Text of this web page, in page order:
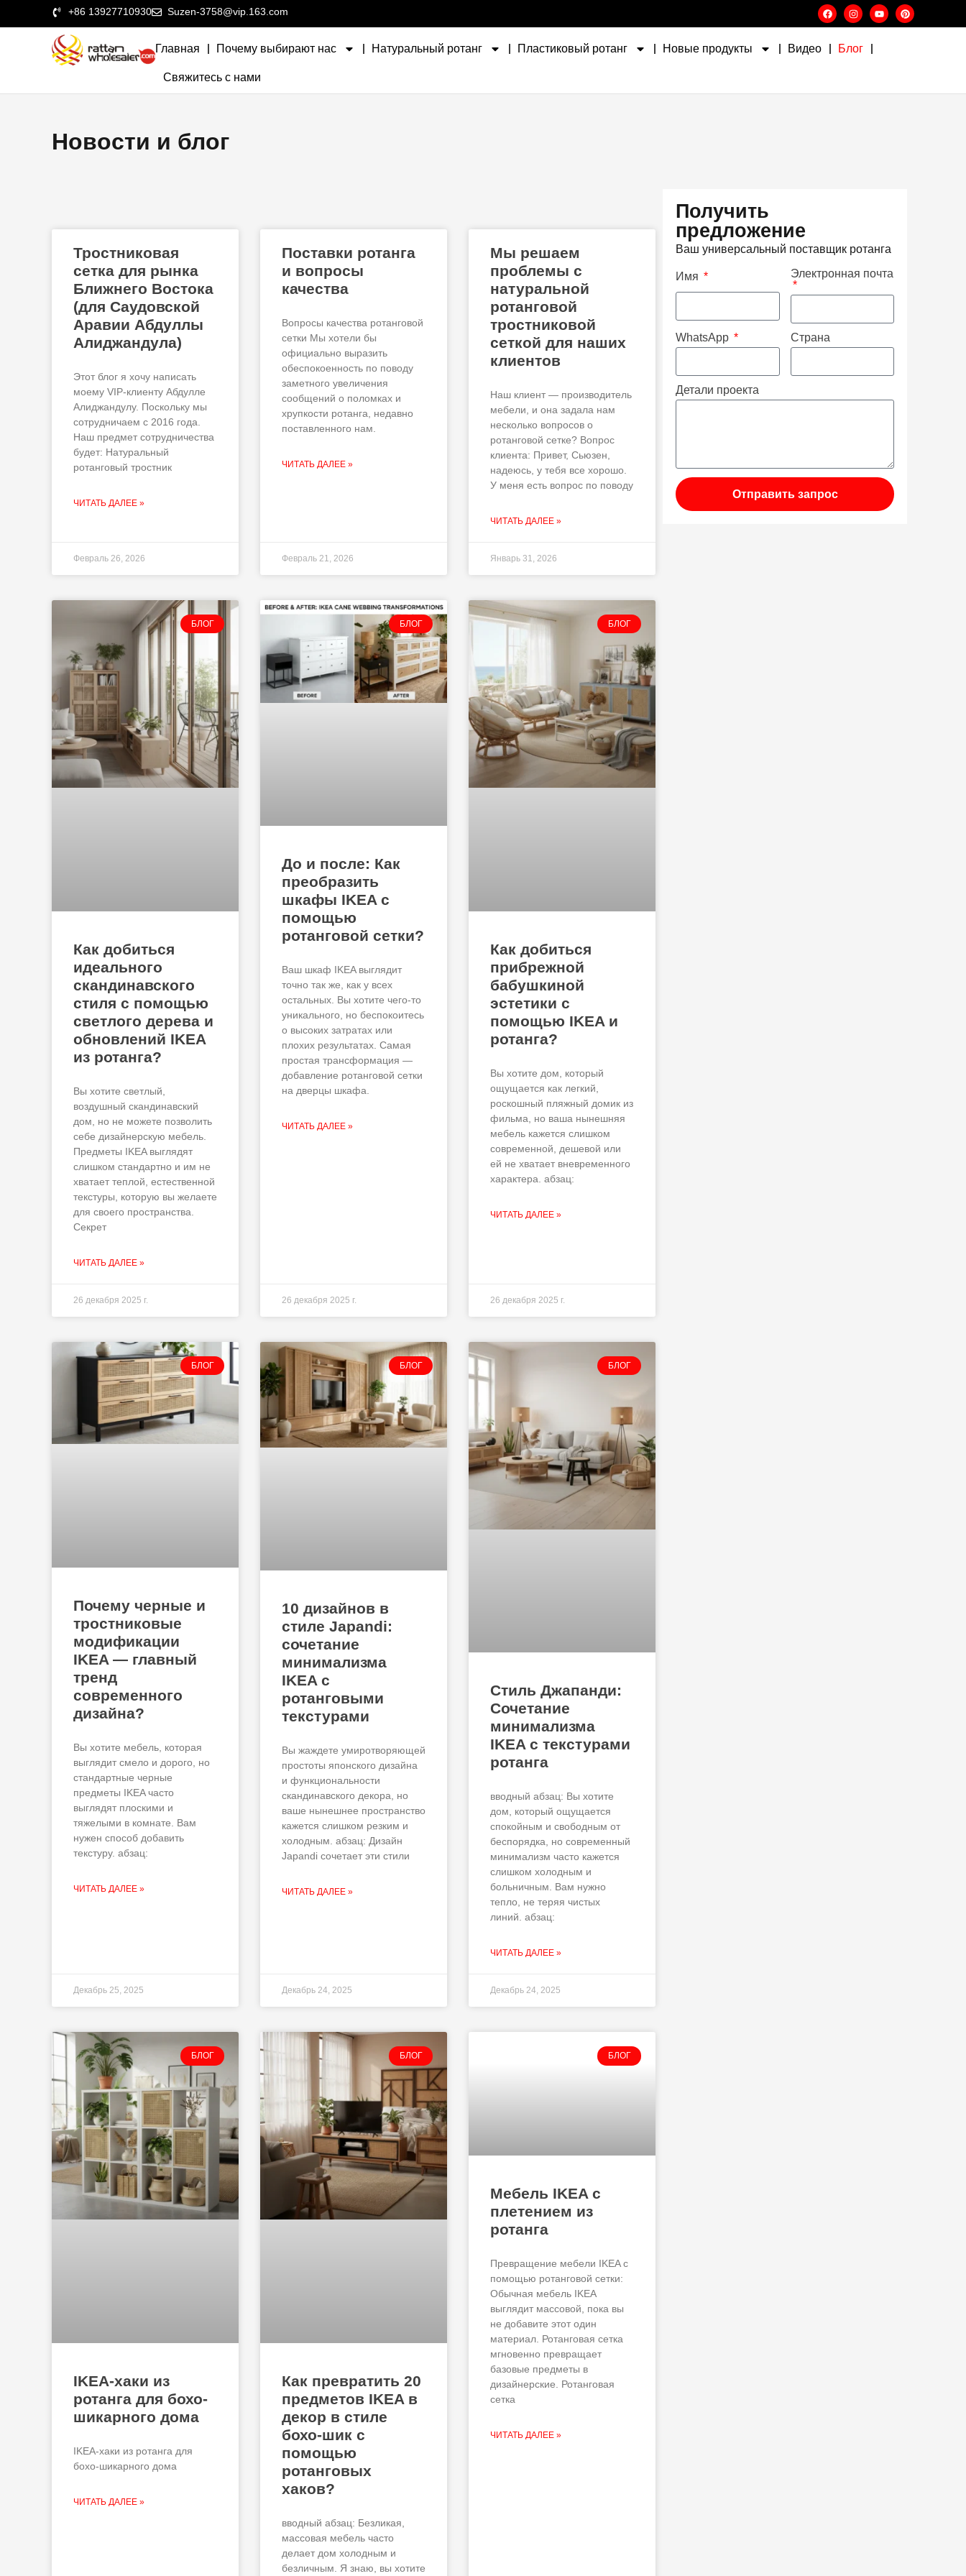
+86 13927710930 Suzen-3758@vip.163.com
Главная Почему выбирают нас Натуральный ротанг Пластиковый ротанг Новые продукты Видео Блог
Свяжитесь с нами
Новости и блог
Тростниковая
сетка для рынка
Ближнего Востока
(для Саудовской
Аравии Абдуллы
Алиджандула)
Этот блог я хочу написать
моему VIP-клиенту Абдулле
Алиджандулу. Поскольку мы
сотрудничаем с 2016 года.
Наш предмет сотрудничества
будет: Натуральный
ротанговый тростник
ЧИТАТЬ ДАЛЕЕ »
Февраль 26, 2026
Поставки ротанга
и вопросы
качества
Вопросы качества ротанговой
сетки Мы хотели бы
официально выразить
обеспокоенность по поводу
заметного увеличения
сообщений о поломках и
хрупкости ротанга, недавно
поставленного нам.
ЧИТАТЬ ДАЛЕЕ »
Февраль 21, 2026
Мы решаем
проблемы с
натуральной
ротанговой
тростниковой
сеткой для наших
клиентов
Наш клиент — производитель
мебели, и она задала нам
несколько вопросов о
ротанговой сетке? Вопрос
клиента: Привет, Сьюзен,
надеюсь, у тебя все хорошо.
У меня есть вопрос по поводу
ЧИТАТЬ ДАЛЕЕ »
Январь 31, 2026
БЛОГ
Как добиться
идеального
скандинавского
стиля с помощью
светлого дерева и
обновлений IKEA
из ротанга?
Вы хотите светлый,
воздушный скандинавский
дом, но не можете позволить
себе дизайнерскую мебель.
Предметы IKEA выглядят
слишком стандартно и им не
хватает теплой, естественной
текстуры, которую вы желаете
для своего пространства.
Секрет
ЧИТАТЬ ДАЛЕЕ »
26 декабря 2025 г.
БЛОГ
До и после: Как
преобразить
шкафы IKEA с
помощью
ротанговой сетки?
Ваш шкаф IKEA выглядит
точно так же, как у всех
остальных. Вы хотите чего-то
уникального, но беспокоитесь
о высоких затратах или
плохих результатах. Самая
простая трансформация —
добавление ротанговой сетки
на дверцы шкафа.
ЧИТАТЬ ДАЛЕЕ »
26 декабря 2025 г.
БЛОГ
Как добиться
прибрежной
бабушкиной
эстетики с
помощью IKEA и
ротанга?
Вы хотите дом, который
ощущается как легкий,
роскошный пляжный домик из
фильма, но ваша нынешняя
мебель кажется слишком
современной, дешевой или
ей не хватает вневременного
характера. абзац:
ЧИТАТЬ ДАЛЕЕ »
26 декабря 2025 г.
БЛОГ
Почему черные и
тростниковые
модификации
IKEA — главный
тренд
современного
дизайна?
Вы хотите мебель, которая
выглядит смело и дорого, но
стандартные черные
предметы IKEA часто
выглядят плоскими и
тяжелыми в комнате. Вам
нужен способ добавить
текстуру. абзац:
ЧИТАТЬ ДАЛЕЕ »
Декабрь 25, 2025
БЛОГ
10 дизайнов в
стиле Japandi:
сочетание
минимализма
IKEA с
ротанговыми
текстурами
Вы жаждете умиротворяющей
простоты японского дизайна
и функциональности
скандинавского декора, но
ваше нынешнее пространство
кажется слишком резким и
холодным. абзац: Дизайн
Japandi сочетает эти стили
ЧИТАТЬ ДАЛЕЕ »
Декабрь 24, 2025
БЛОГ
Стиль Джапанди:
Сочетание
минимализма
IKEA с текстурами
ротанга
вводный абзац: Вы хотите
дом, который ощущается
спокойным и свободным от
беспорядка, но современный
минимализм часто кажется
слишком холодным и
больничным. Вам нужно
тепло, не теряя чистых
линий. абзац:
ЧИТАТЬ ДАЛЕЕ »
Декабрь 24, 2025
БЛОГ
IKEA-хаки из
ротанга для бохо-
шикарного дома
IKEA-хаки из ротанга для
бохо-шикарного дома
ЧИТАТЬ ДАЛЕЕ »
БЛОГ
Как превратить 20
предметов IKEA в
декор в стиле
бохо-шик с
помощью
ротанговых
хаков?
вводный абзац: Безликая,
массовая мебель часто
делает дом холодным и
безличным. Я знаю, вы хотите
БЛОГ
Мебель IKEA с
плетением из
ротанга
Превращение мебели IKEA с
помощью ротанговой сетки:
Обычная мебель IKEA
выглядит массовой, пока вы
не добавите этот один
материал. Ротанговая сетка
мгновенно превращает
базовые предметы в
дизайнерские. Ротанговая
сетка
ЧИТАТЬ ДАЛЕЕ »
Получить
предложение
Ваш универсальный поставщик ротанга
Имя Электронная почта
WhatsApp Страна
Детали проекта
Отправить запрос